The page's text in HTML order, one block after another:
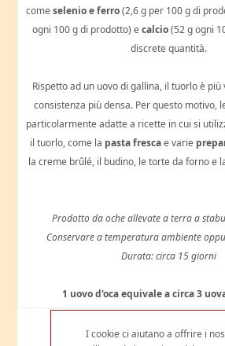
comeselenio e ferro(2,6 g per 100 g di
ogni 100 g di prodotto) ecalcio(52 g ogni
discrete quantità.
Rispetto ad un uovo di gallina, il tuorlo è
consistenza più densa. Per questo motivo,
particolarmente adatte a ricette in cui si
il tuorlo, come la pasta frescae varie
la creme brûlé, il budino, le torte da forno e
Prodotto da oche allevate a terra a
Conservare a temperatura ambiente
Durata: circa 15 giorni
1 uovo d'oca equivale a circa 3
I cookie ci aiutano a offrire i